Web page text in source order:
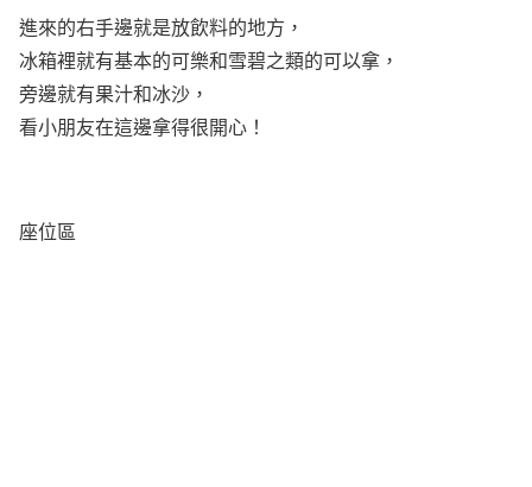
進來的右手邊就是放飲料的地方，
冰箱裡就有基本的可樂和雪碧之類的可以拿，
旁邊就有果汁和冰沙，
看小朋友在這邊拿得很開心！
座位區